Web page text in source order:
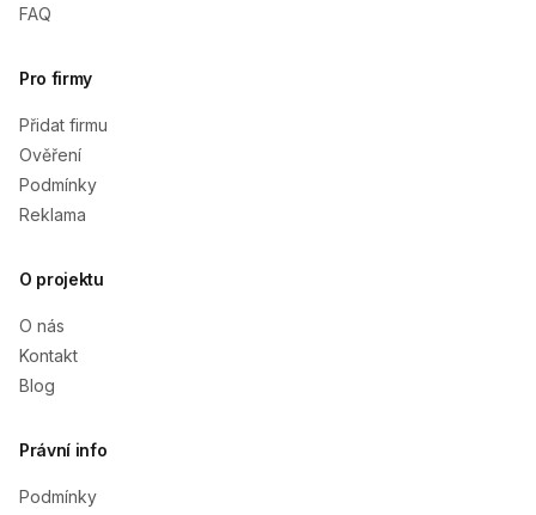
FAQ
Pro firmy
Přidat firmu
Ověření
Podmínky
Reklama
O projektu
O nás
Kontakt
Blog
Právní info
Podmínky